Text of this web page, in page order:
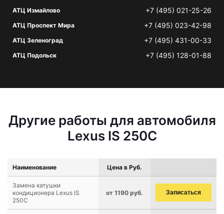
АТЦ Измайлово +7 (495) 021-25-26
АТЦ Проспект Мира +7 (495) 023-42-98
АТЦ Зеленоград +7 (495) 431-00-33
АТЦ Подольск +7 (495) 128-01-88
Другие работы для автомобиля
Lexus IS 250C
Наименование Цена в Руб.
Замена катушки
кондиционера Lexus IS
250C
от 1190 руб. Записаться